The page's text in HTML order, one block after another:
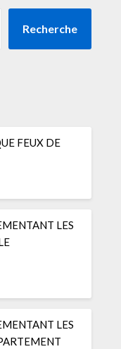
Recherche
FEUX DE
LES
LES